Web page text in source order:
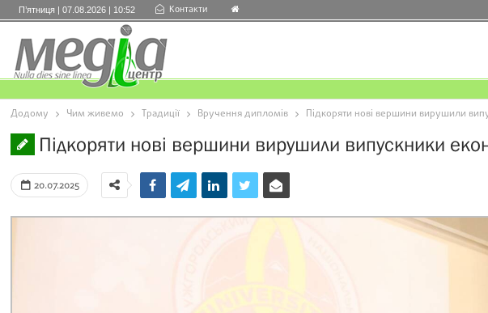
П’ятниця | 07.08.2026 | 10:52 Контакти
Додому Чим живемо Традиції Вручення дипломів Підкоряти нові вершини вирушили
Підкоряти нові вершини вирушили випускники
20.07.2025